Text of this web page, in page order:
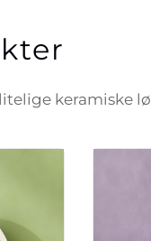
keramiske